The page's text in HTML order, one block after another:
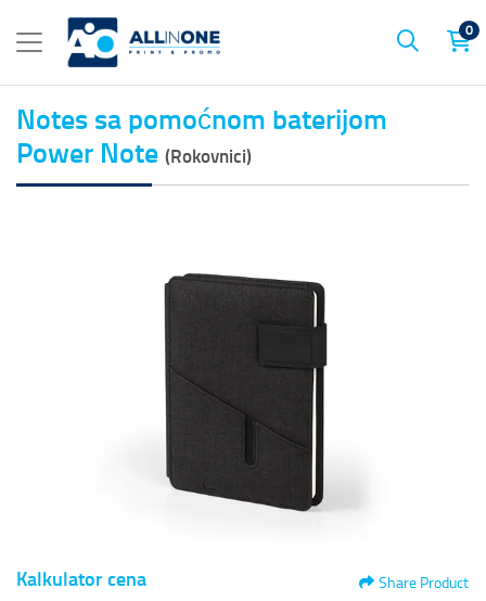
0
Notes sa pomoćnom baterijom
Power Note (Rokovnici)
Kalkulator cena Share Product